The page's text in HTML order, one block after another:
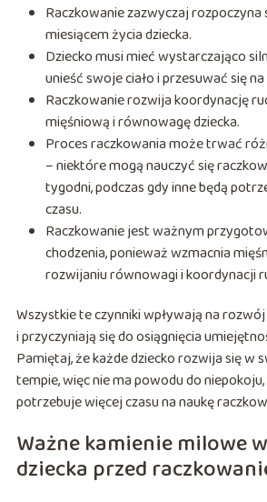
Raczkowanie zazwyczaj rozpoczyna
miesiącem życia dziecka.
Dziecko musi mieć wystarczająco
unieść swoje ciało i przesuwać się
Raczkowanie rozwija koordynację
mięśniową i równowagę dziecka.
Proces raczkowania może trwać
– niektóre mogą nauczyć się
tygodni, podczas gdy inne będą
czasu.
Raczkowanie jest ważnym
chodzenia, ponieważ wzmacnia
rozwijaniu równowagi i koordynacji
Wszystkie te czynniki wpływają na
i przyczyniają się do osiągnięcia
Pamiętaj, że każde dziecko rozwija się w
tempie, więc nie ma powodu do
potrzebuje więcej czasu na naukę
Ważne kamienie milowe
dziecka przed